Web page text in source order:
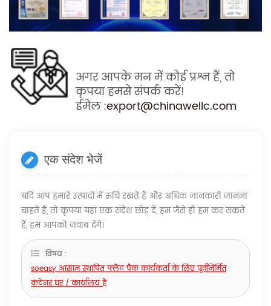
अगर आपके मन में कोई प्रश्न हैं, तो
कृपया हमसे संपर्क करें!
ईमेल:export@chinawellc.com
एक संदेश भेजें
यदि आप हमारे उत्पादों में रुचि रखते हैं और अधिक जानकारी जानना
चाहते हैं, तो कृपया यहां एक संदेश छोड़ दें, हम जैसे ही हम कर सकते
हैं, हम आपको जवाब देंगे।
विषय :
soeasy आसान स्थापित फ्लैट पैक कार्यकर्ता के लिए पूर्वनिर्मित
कंटेनर घर / कार्यालय है